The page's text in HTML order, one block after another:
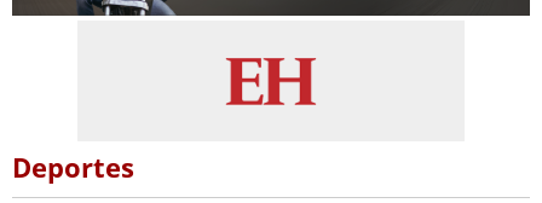
Deportes